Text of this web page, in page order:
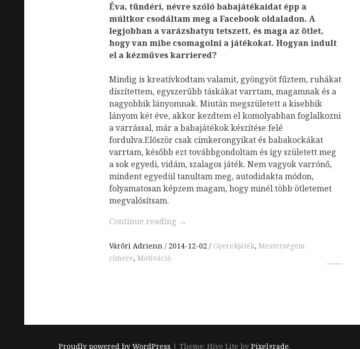
Éva, tündéri, névre szóló babajátékaidat épp a
múltkor csodáltam meg a Facebook oldaladon. A
legjobban a varázsbatyu tetszett, és maga az ötlet,
hogy van mibe csomagolni a játékokat. Hogyan indult
el a kézműves karriered?
Mindig is kreatívkodtam valamit, gyöngyöt fűztem, ruhákat
díszítettem, egyszerűbb táskákat varrtam, magamnak és a
nagyobbik lányomnak. Miután megszületett a kisebbik
lányom két éve, akkor kezdtem el komolyabban foglalkozni
a varrással, már a babajátékok készítése felé
fordulva.Először csak címkerongyikat és babakockákat
varrtam, később ezt továbbgondoltam és így született meg
a sok egyedi, vidám, szalagos játék. Nem vagyok varrónő,
mindent egyedül tanultam meg, autodidakta módon,
folyamatosan képzem magam, hogy minél több ötletemet
megvalósítsam.
Continue reading →
Várőri Adrienn 2014-12-02 Gyerekjáték, Mesterségem
címere, Motiváció
Proudly powered by WordPress | Theme: Hive Lite by Pixelgrade.